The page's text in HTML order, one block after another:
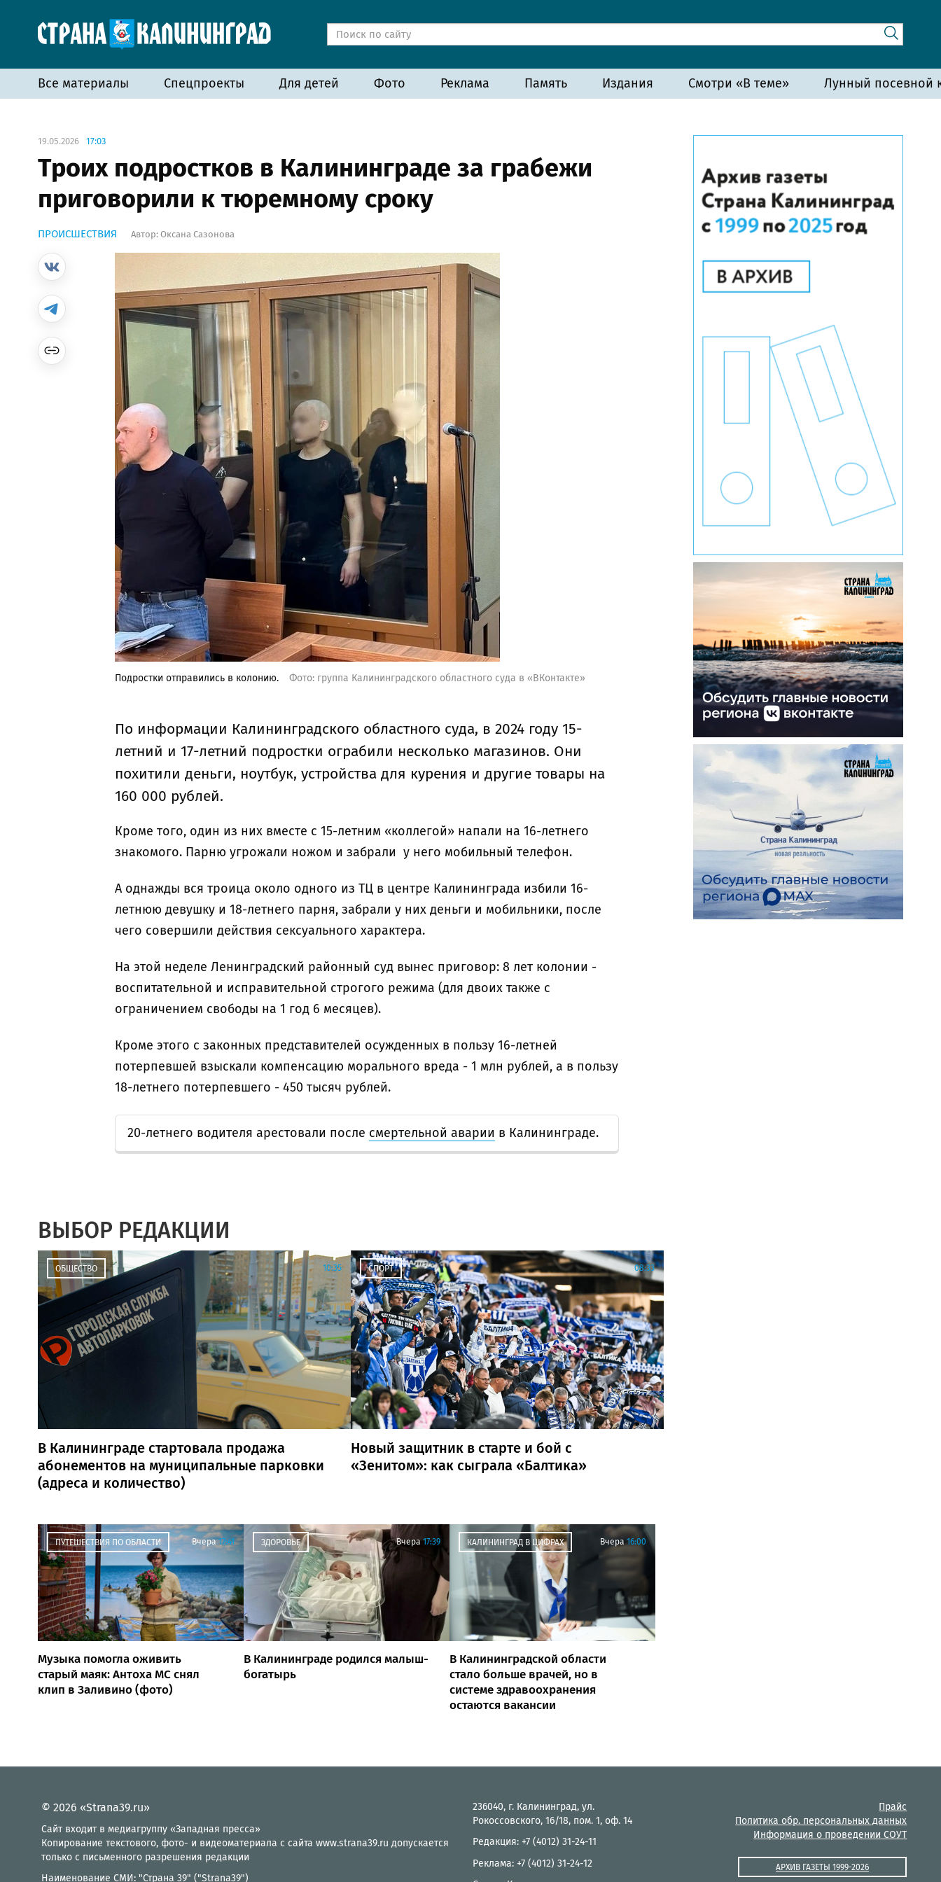
Все материалы Спецпроекты Для детей Фото Реклама Память Издания Смотри «В теме» Лунный посевной
19.05.2026 17:03
Троих подростков в Калининграде за грабежи
приговорили к тюремному сроку
ПРОИСШЕСТВИЯ Автор: Оксана Сазонова
Подростки отправились в колонию. Фото: группа Калининградского областного суда в «ВКонтакте»
По информации Калининградского областного суда, в 2024 году 15-
летний и 17-летний подростки ограбили несколько магазинов. Они
похитили деньги, ноутбук, устройства для курения и другие товары на
160 000 рублей.
Кроме того, один из них вместе с 15-летним «коллегой» напали на 16-летнего
знакомого. Парню угрожали ножом и забрали у него мобильный телефон.
А однажды вся троица около одного из ТЦ в центре Калининграда избили 16-
летнюю девушку и 18-летнего парня, забрали у них деньги и мобильники, после
чего совершили действия сексуального характера.
На этой неделе Ленинградский районный суд вынес приговор: 8 лет колонии -
воспитательной и исправительной строгого режима (для двоих также с
ограничением свободы на 1 год 6 месяцев).
Кроме этого с законных представителей осужденных в пользу 16-летней
потерпевшей взыскали компенсацию морального вреда - 1 млн рублей, а в пользу
18-летнего потерпевшего - 450 тысяч рублей.
20-летнего водителя арестовали после смертельной аварии в Калининграде.
ВЫБОР РЕДАКЦИИ
ОБЩЕСТВО 10:35
В Калининграде стартовала продажа
абонементов на муниципальные парковки
(адреса и количество)
СПОРТ 08:33
Новый защитник в старте и бой с
«Зенитом»: как сыграла «Балтика»
ПУТЕШЕСТВИЯ ПО ОБЛАСТИ Вчера 17:41
Музыка помогла оживить
старый маяк: Антоха МС снял
клип в Заливино (фото)
ЗДОРОВЬЕ Вчера 17:39
В Калининграде родился малыш-
богатырь
КАЛИНИНГРАД В ЦИФРАХ Вчера 16:00
В Калининградской области
стало больше врачей, но в
системе здравоохранения
остаются вакансии
© 2026 «Strana39.ru»
Сайт входит в медиагруппу «Западная пресса»
Копирование текстового, фото- и видеоматериала с сайта www.strana39.ru допускается
только с письменного разрешения редакции
Наименование СМИ: "Страна 39" ("Strana39")
236040, г. Калининград, ул.
Рокоссовского, 16/18, пом. 1, оф. 14
Редакция: +7 (4012) 31-24-11
Реклама: +7 (4012) 31-24-12
Прайс
Политика обр. персональных данных
Информация о проведении СОУТ
АРХИВ ГАЗЕТЫ 1999-2026